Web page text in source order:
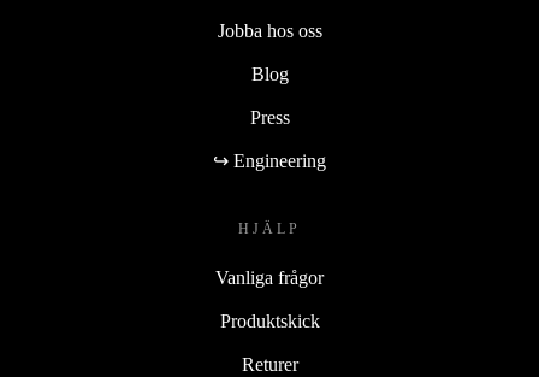
Jobba hos oss
Blog
Press
↪ Engineering
HJÄLP
Vanliga frågor
Produktskick
Returer